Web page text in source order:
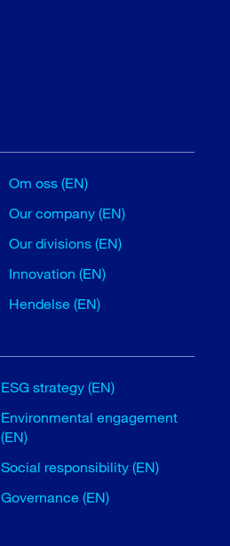
Om oss (EN)
Our company (EN)
Our divisions (EN)
Innovation (EN)
Hendelse (EN)
ESG strategy (EN)
Environmental engagement
(EN)
Social responsibility (EN)
Governance (EN)